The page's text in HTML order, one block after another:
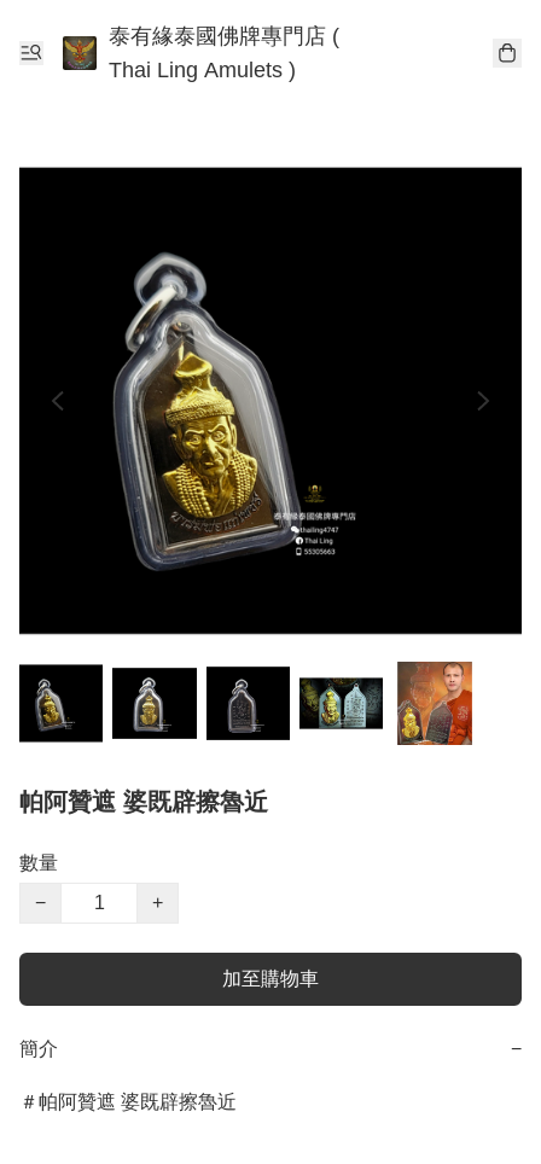
泰有緣泰國佛牌專門店 (
Thai Ling Amulets )
帕阿贊遮 婆既辟擦魯近
數量
−
+
加至購物車
簡介 −
＃帕阿贊遮 婆既辟擦魯近